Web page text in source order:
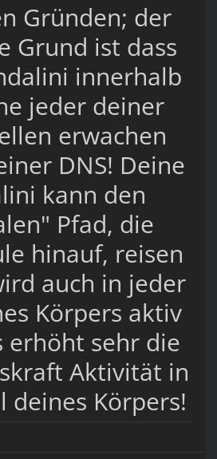
Gründen; der
Grund ist dass
innerhalb
jeder deiner
erwachen
DNS! Deine
kann den
Pfad, die
hinauf, reisen
auch in jeder
Körpers aktiv
erhöht sehr die
Aktivität in
deines Körpers!